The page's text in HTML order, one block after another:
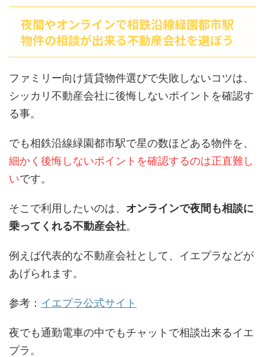
夜間やオンラインで相鉄沿線緑園都市駅
物件の相談が出来る不動産会社を選ぼう
ファミリー向け賃貸物件選びで失敗しないコツは、
シッカリ不動産会社に後悔しないポイントを確認す
る事。
でも相鉄沿線緑園都市駅で星の数ほどある物件を、
細かく後悔しないポイントを確認するのは正直難し
いです。
そこで利用したいのは、 オンラインで夜間も相談に
乗ってくれる不動産会社。
例えば代表的な不動産会社として、イエプラなどが
あげられます。
参考： イエプラ公式サイト
夜でも通勤電車の中でもチャットで相談出来るイエ
プラ。